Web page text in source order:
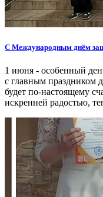
С Международным днём
1 июня - особенный
с главным праздником
будет по-настоящему
искренней радостью,